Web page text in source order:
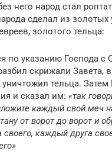
него народ стал
сделал из золотых
золотого тельца:
по указанию Господа с
скрижали Завета,
уничтожил тельца.
и сказал им: «так
каждый свой меч
от ворот до ворот и
каждый друга